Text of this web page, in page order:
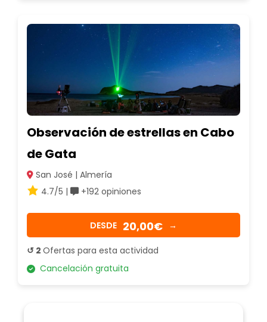
Observación de estrellas en Cabo
de Gata
San José | Almería
4.7/5 |
+192 opiniones
DESDE 20,00€ →
↺ 2 Ofertas para esta actividad
Cancelación gratuita